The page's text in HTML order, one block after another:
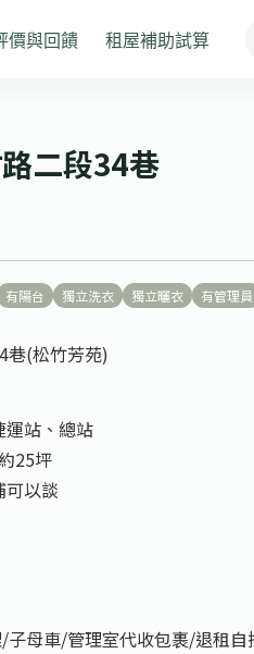
價與回饋 租屋補助試算
二段34巷
有陽台 獨立洗衣 獨立曬衣 有管理員
巷(松竹芳苑)
站、總站
25坪
以談
子母車/管理室代收包裹/退租自